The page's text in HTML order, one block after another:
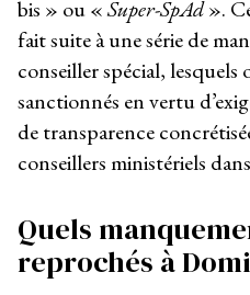
bis » ou «Super-SpAd».
fait suite à une série de
conseiller spécial, lesquels
sanctionnés en vertu
de transparence
conseillers ministériels
Quels
reprochés à